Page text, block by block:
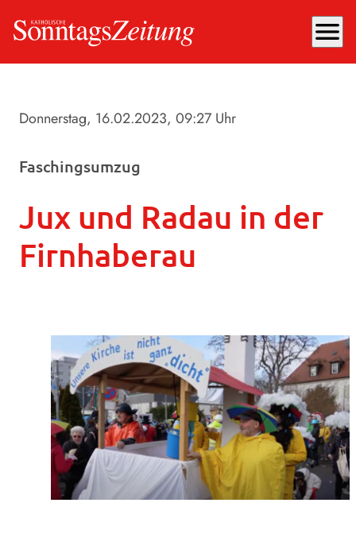
menu
Donnerstag, 16.02.2023, 09:27 Uhr
Faschingsumzug
Jux und Radau in der
Firnhaberau